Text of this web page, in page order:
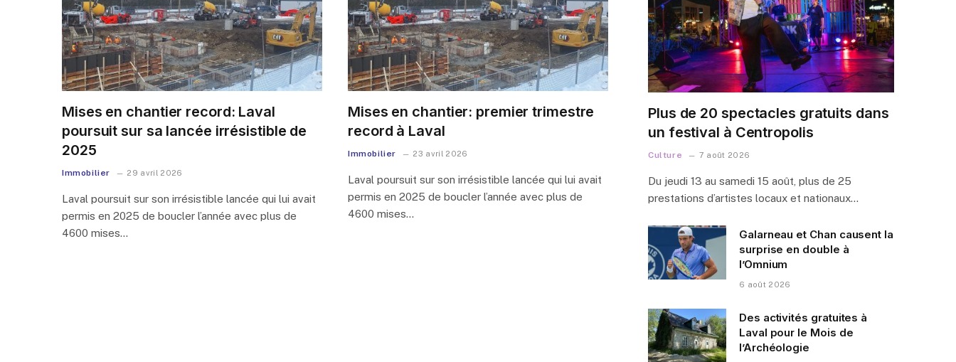
Mises en chantier record: Laval
poursuit sur sa lancée irrésistible de
2025
Immobilier 29 avril 2026
Laval poursuit sur son irrésistible lancée qui lui avait
permis en 2025 de boucler l’année avec plus de
4600 mises…
Mises en chantier: premier trimestre
record à Laval
Immobilier 23 avril 2026
Laval poursuit sur son irrésistible lancée qui lui avait
permis en 2025 de boucler l’année avec plus de
4600 mises…
Plus de 20 spectacles gratuits dans
un festival à Centropolis
Culture 7 août 2026
Du jeudi 13 au samedi 15 août, plus de 25
prestations d’artistes locaux et nationaux…
Galarneau et Chan causent la
surprise en double à
l’Omnium
6 août 2026
Des activités gratuites à
Laval pour le Mois de
l’Archéologie